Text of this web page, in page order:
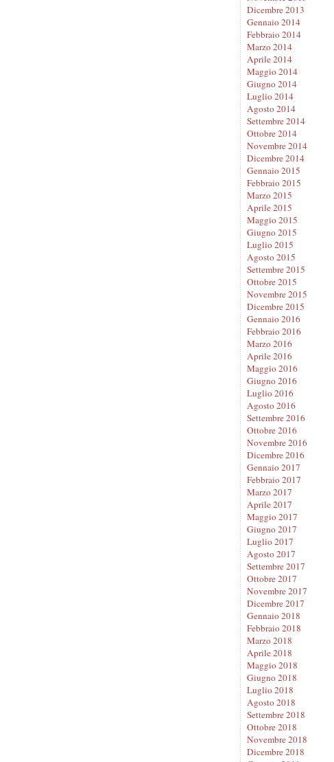
Dicembre 2013
Gennaio 2014
Febbraio 2014
Marzo 2014
Aprile 2014
Maggio 2014
Giugno 2014
Luglio 2014
Agosto 2014
Settembre 2014
Ottobre 2014
Novembre 2014
Dicembre 2014
Gennaio 2015
Febbraio 2015
Marzo 2015
Aprile 2015
Maggio 2015
Giugno 2015
Luglio 2015
Agosto 2015
Settembre 2015
Ottobre 2015
Novembre 2015
Dicembre 2015
Gennaio 2016
Febbraio 2016
Marzo 2016
Aprile 2016
Maggio 2016
Giugno 2016
Luglio 2016
Agosto 2016
Settembre 2016
Ottobre 2016
Novembre 2016
Dicembre 2016
Gennaio 2017
Febbraio 2017
Marzo 2017
Aprile 2017
Maggio 2017
Giugno 2017
Luglio 2017
Agosto 2017
Settembre 2017
Ottobre 2017
Novembre 2017
Dicembre 2017
Gennaio 2018
Febbraio 2018
Marzo 2018
Aprile 2018
Maggio 2018
Giugno 2018
Luglio 2018
Agosto 2018
Settembre 2018
Ottobre 2018
Novembre 2018
Dicembre 2018